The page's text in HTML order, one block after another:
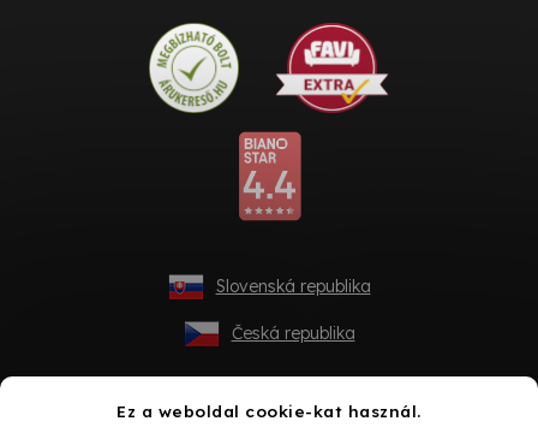
Ez a weboldal cookie-kat használ.
Slovenská republika
Česká republika